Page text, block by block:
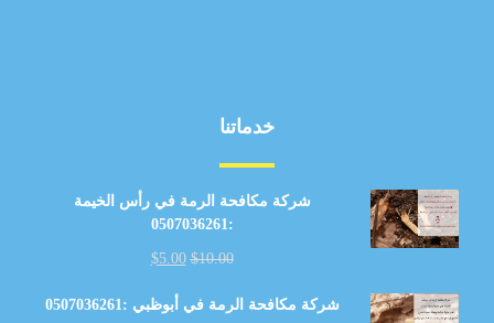
خدماتنا
شركة مكافحة الرمة في رأس الخيمة
:0507036261
$10.00
$5.00
شركة مكافحة الرمة في أبوظبي :0507036261